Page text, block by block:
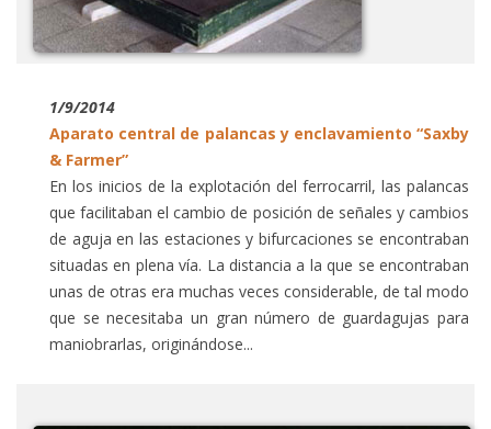
1/9/2014
Aparato central de palancas y enclavamiento “Saxby
& Farmer”
En los inicios de la explotación del ferrocarril, las palancas
que facilitaban el cambio de posición de señales y cambios
de aguja en las estaciones y bifurcaciones se encontraban
situadas en plena vía. La distancia a la que se encontraban
unas de otras era muchas veces considerable, de tal modo
que se necesitaba un gran número de guardagujas para
maniobrarlas, originándose...